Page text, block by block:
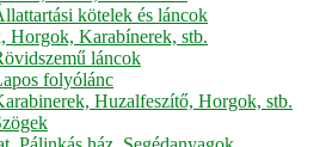
kötelek és láncok
Horgok, Karabínerek, stb.
láncok
folyólánc
Huzalfeszítő, Horgok, stb.